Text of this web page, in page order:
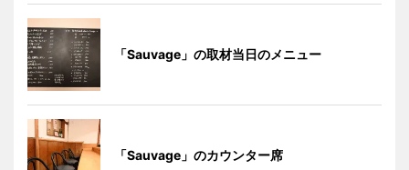
「Sauvage」の取材当日のメニュー
「Sauvage」のカウンター席